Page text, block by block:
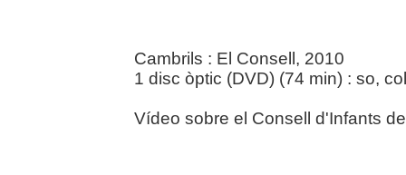
Cambrils : El Consell, 2010
1 disc òptic (DVD) (74 min) : so,
Vídeo sobre el Consell d'Infants